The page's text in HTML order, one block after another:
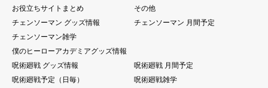
お役立ちサイトまとめ
その他
チェンソーマン グッズ情報
チェンソーマン 月間予定
チェンソーマン雑学
僕のヒーローアカデミアグッズ情報
呪術廻戦 グッズ情報
呪術廻戦 月間予定
呪術廻戦予定（日毎）
呪術廻戦雑学